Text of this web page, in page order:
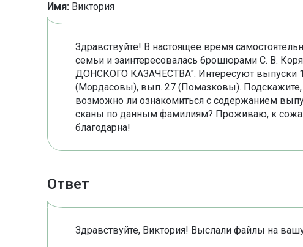
Имя: Виктория
Здравствуйте! В настоящее время
семьи и заинтересовалась брошюрами С. В.
ДОНСКОГО КАЗАЧЕСТВА". Интересуют выпуски
(Мордасовы), вып. 27 (Помазковы). Подскажите,
возможно ли ознакомиться с содержанием
сканы по данным фамилиям? Проживаю, к
благодарна!
Ответ
Здравствуйте, Виктория! Выслали файлы на